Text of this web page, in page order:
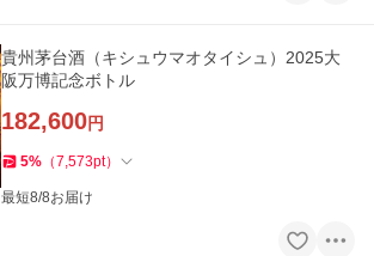
貴州茅台酒（キシュウマオタイシュ）2025大
阪万博記念ボトル
182,600円
5% （7,573pt）
最短8/8お届け